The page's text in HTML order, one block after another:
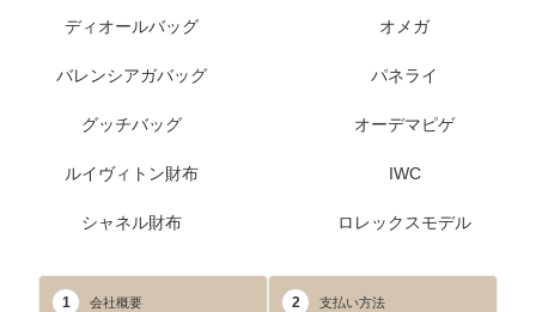
ディオールバッグ
バレンシアガバッグ
グッチバッグ
ルイヴィトン財布
シャネル財布
オメガ
パネライ
オーデマピゲ
IWC
ロレックスモデル
1 会社概要 2 支払い方法